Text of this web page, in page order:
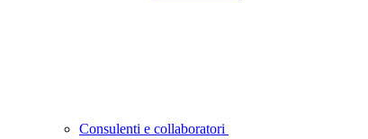
Consulenti e collaboratori